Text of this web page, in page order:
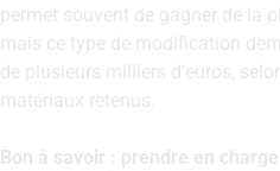
permet souvent de gagner de la
mais ce type de modification
de plusieurs milliers d’euros,
matériaux retenus.
Bon à savoir : prendre en